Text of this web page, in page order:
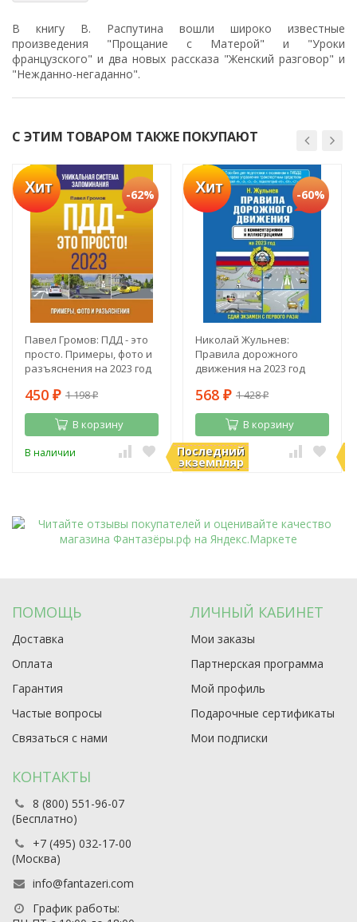
В книгу В. Распутина вошли широко известные
произведения "Прощание с Матерой" и "Уроки
французского" и два новых рассказа "Женский разговор" и
"Нежданно-негаданно".
С ЭТИМ ТОВАРОМ ТАКЖЕ ПОКУПАЮТ
Хит -62%
Павел Громов: ПДД - это
просто. Примеры, фото и
разъяснения на 2023 год
450 ₽ 1 198₽
В корзину
В наличии
Хит
Последний
экземпляр
-60%
Николай Жульнев:
Правила дорожного
движения на 2023 год
568 ₽ 1 428₽
В корзину
В наличии
ПОМОЩЬ
Доставка
Оплата
Гарантия
Частые вопросы
Связаться с нами
ЛИЧНЫЙ КАБИНЕТ
Мои заказы
Партнерская программа
Мой профиль
Подарочные сертификаты
Мои подписки
КОНТАКТЫ
8 (800) 551-96-07
(Бесплатно)
+7 (495) 032-17-00
(Москва)
info@fantazeri.com
График работы: